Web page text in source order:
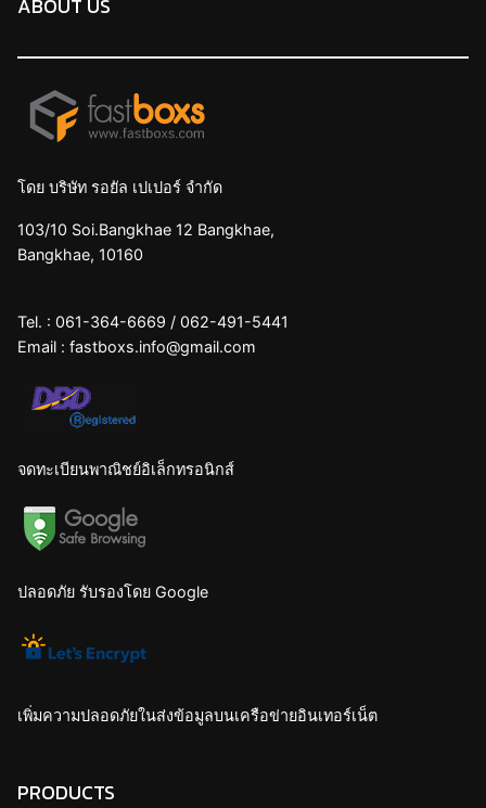
ABOUT US
โดย บริษัท รอยัล เปเปอร์ จำกัด
103/10 Soi.Bangkhae 12 Bangkhae,
Bangkhae, 10160
Tel. : 061-364-6669 / 062-491-5441
Email : fastboxs.info@gmail.com
จดทะเบียนพาณิชย์อิเล็กทรอนิกส์
ปลอดภัย รับรองโดย Google
เพิ่มความปลอดภัยในส่งข้อมูลบนเครือข่ายอินเทอร์เน็ต
PRODUCTS